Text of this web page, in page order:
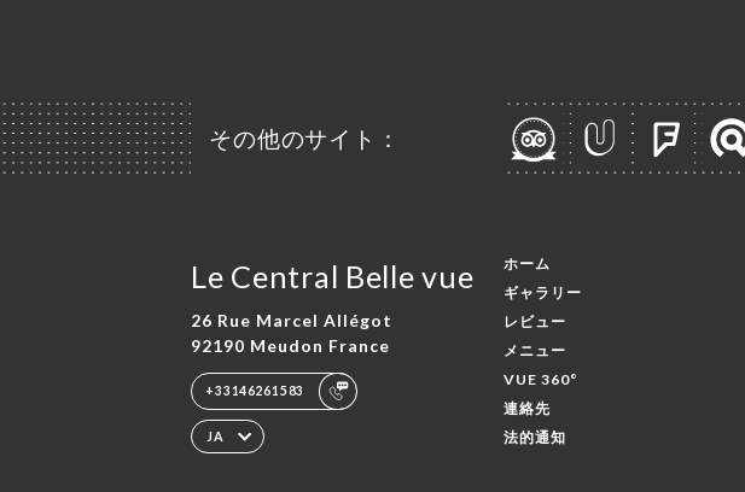
その他のサイト：
Le Central Belle vue
26 Rue Marcel Allégot
92190 Meudon France
+33146261583
JA
ホーム
ギャラリー
レビュー
メニュー
VUE 360°
連絡先
法的通知